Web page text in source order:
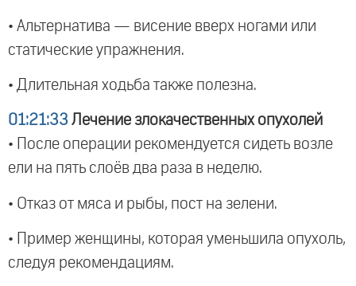
• Альтернатива — висение вверх ногами или
статические упражнения.
• Длительная ходьба также полезна.
01:21:33 Лечение злокачественных опухолей
• После операции рекомендуется сидеть возле
ели на пять слоёв два раза в неделю.
• Отказ от мяса и рыбы, пост на зелени.
• Пример женщины, которая уменьшила опухоль,
следуя рекомендациям.